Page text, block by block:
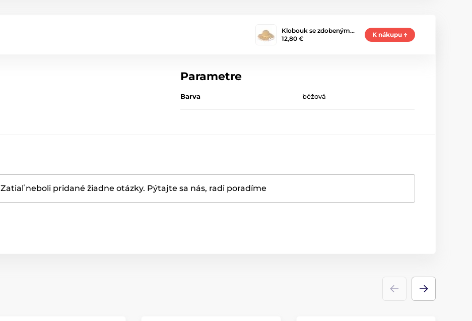
Klobouk se zdobeným…
12,80 €
K nákupu
Parametre
Barva béžová
Zatiaľ neboli pridané žiadne otázky. Pýtajte sa nás, radi poradíme